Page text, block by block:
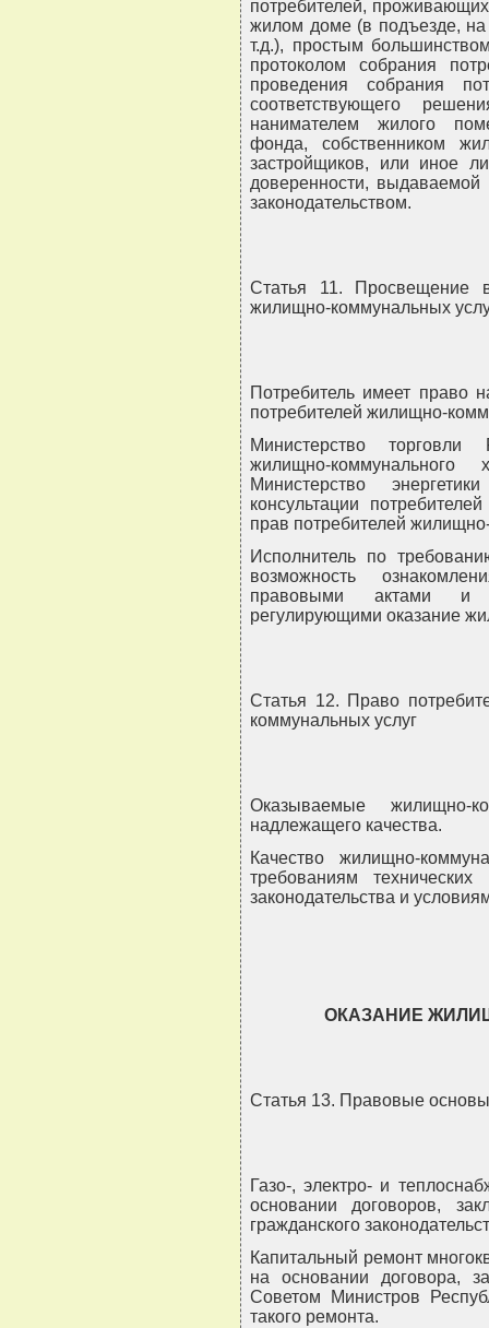
потребителей,
жилом доме (в подъезде, на
т.д.), простым
протоколом собрания
проведения собрания
соответствующего
нанимателем жилого
фонда, собственником
застройщиков, или иное
доверенности, выдаваемой
законодательством.
Статья 11. Просвещение
жилищно-коммунальных
Потребитель имеет право
потребителей жилищно-
Министерство торговли
жилищно-
Министерство
консультации
прав потребителей
Исполнитель по
возможность
правовыми актами и
регулирующими оказание
Статья 12. Право
коммунальных услуг
Оказываемые жилищно-
надлежащего качества.
Качество жилищно-
требованиям
законодательства и
ОКАЗАНИЕ
Статья 13. Правовые
Газо-, электро- и
основании договоров,
гражданского
Капитальный ремонт
на основании договора,
Советом Министров
такого ремонта.